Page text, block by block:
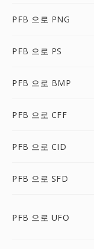
PFB 으로 PNG
PFB 으로 PS
PFB 으로 BMP
PFB 으로 CFF
PFB 으로 CID
PFB 으로 SFD
PFB 으로 UFO